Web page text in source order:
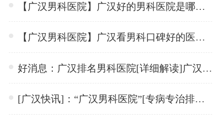
【广汉男科医院】广汉好的男科医院是哪家？•「2023-02-20 15:13:12」
【广汉男科医院】广汉看男科口碑好的医院是哪个？•「2023-02-09 10:43:06」
好消息：广汉排名男科医院[详细解读]广汉看附睾炎哪家医院好一些？•「2022-12-31 15:42:51」
[广汉快讯]：“广汉男科医院”[专病专治排名]<广汉曙光生殖医院榜单>“人文服务”•「2022-11-11 13:45:41」